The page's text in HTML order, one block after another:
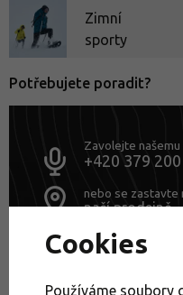
Zimní
sporty
Potřebujete poradit?
Zavolejte
+420 379
nebo se zastavte
naší prodejně
Cookies
Používáme soubory